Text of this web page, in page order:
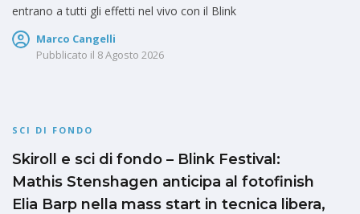
entrano a tutti gli effetti nel vivo con il Blink
Marco Cangelli
Pubblicato il 8 Agosto 2026
SCI DI FONDO
Skiroll e sci di fondo – Blink Festival:
Mathis Stenshagen anticipa al fotofinish
Elia Barp nella mass start in tecnica libera,